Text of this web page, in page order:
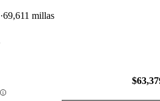
69,611 millas